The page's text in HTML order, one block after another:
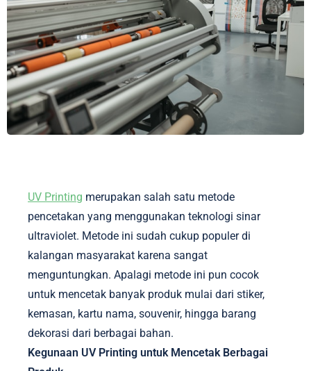
UV Printing merupakan salah satu metode
pencetakan yang menggunakan teknologi sinar
ultraviolet. Metode ini sudah cukup populer di
kalangan masyarakat karena sangat
menguntungkan. Apalagi metode ini pun cocok
untuk mencetak banyak produk mulai dari stiker,
kemasan, kartu nama, souvenir, hingga barang
dekorasi dari berbagai bahan.
Kegunaan UV Printing untuk Mencetak Berbagai